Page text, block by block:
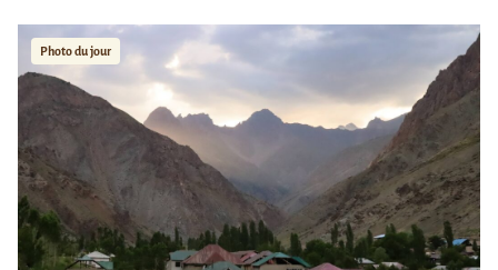
Photo du jour